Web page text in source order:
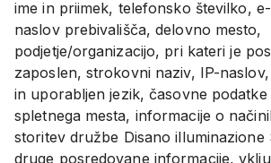
ime in priimek, telefonsko številko,
naslov prebivališča, delovno mesto,
podjetje/organizacijo, pri kateri je
zaposlen, strokovni naziv, IP-
in uporabljen jezik, časovne
spletnega mesta, informacije o
storitev družbe Disano illuminazione
druge posredovane informacije,